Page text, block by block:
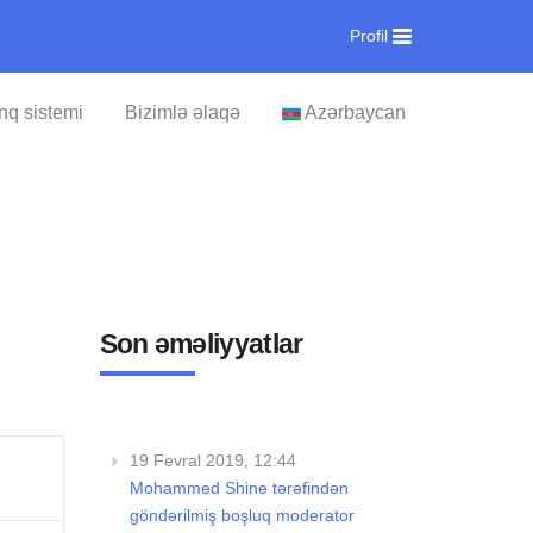
sistemi Bizimlə əlaqə Azərbaycan
Profil
Son əməliyyatlar
19 Fevral 2019, 12:44
Mohammed Shine tərəfindən
göndərilmiş boşluq moderator